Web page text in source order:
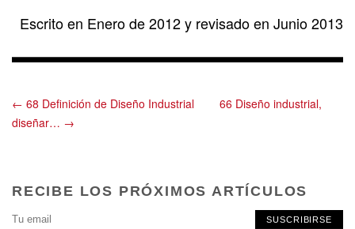
Escrito en Enero de 2012 y revisado en Junio 2013
← 68 Definición de Diseño Industrial
66 Diseño industrial,
diseñar… →
RECIBE LOS PRÓXIMOS ARTÍCULOS
SUSCRIBIRSE